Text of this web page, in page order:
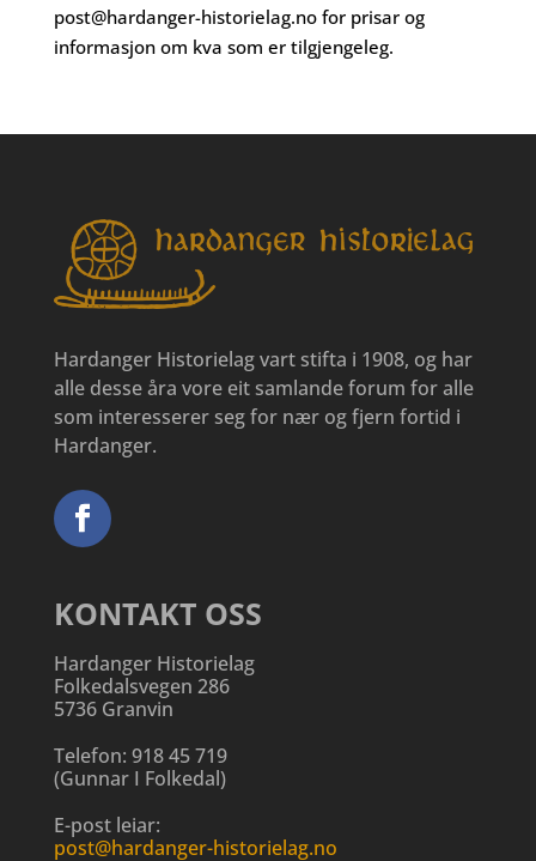
post@hardanger-historielag.nofor prisar og
informasjon om kva som er tilgjengeleg.
Hardanger Historielag vart stifta i 1908, og har
alle desse åra vore eit samlande forum for alle
som interesserer seg for nær og fjern fortid i
Hardanger.
KONTAKT OSS
Hardanger Historielag
Folkedalsvegen 286
5736 Granvin
Telefon: 918 45 719
(Gunnar I Folkedal)
E-post leiar:
post@hardanger-historielag.no